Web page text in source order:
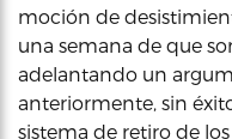
moción de
una semana de que
adelantando un
anteriormente, sin
sistema de retiro de